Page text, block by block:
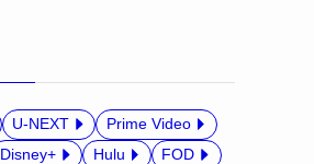
U-NEXT
Prime Video
Disney+ Hulu FOD